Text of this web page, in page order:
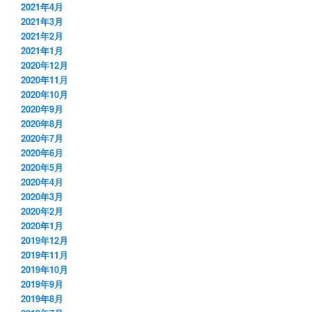
2021年4月
2021年3月
2021年2月
2021年1月
2020年12月
2020年11月
2020年10月
2020年9月
2020年8月
2020年7月
2020年6月
2020年5月
2020年4月
2020年3月
2020年2月
2020年1月
2019年12月
2019年11月
2019年10月
2019年9月
2019年8月